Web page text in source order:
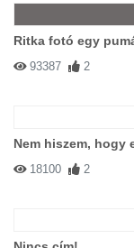
Ritka fotó egy
93387 2
Nem hiszem, hogy
18100 2